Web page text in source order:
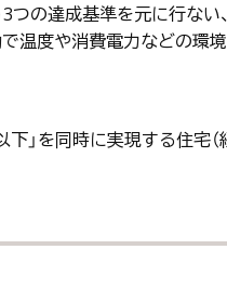
3つの達成基準を元に行な
温度や消費電力などの環
下」を同時に実現する住宅